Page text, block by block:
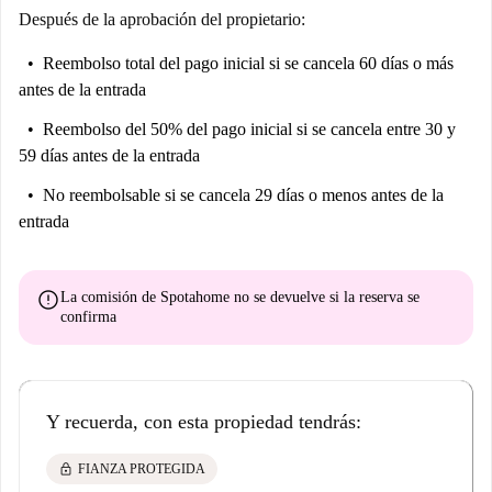
Glaskuppel, über das Sie die Wohnung erreichen. Der Zugang erfolgt
Tiefgarage aus.
Die Wohnung liegt im 4. Obergeschoss und überzeugt durch eine
großzügige Raumaufteilung, hochwertige Möblierung sowie eine helle,
freundliche Atmosphäre. Der große Balkon, begehbar vom Wohnbereich,
Die Einbauküche exclusivo ist voll ausgestattet mit hochwertigen
Das Schlafzimmer bietet durch dos Fenster eine angenehme
Lichtstimmung und Ruhe. Das moderne Badezimmer verfügt über
ein alto Dusch-WC von Geberit. Eine Fußbodenheizung im Bad sorgt
Vollmöbliert und komplett ausgestattet (inkl. Haushaltsutensilien) •
Sofort bezugsfertig – „Einziehen & Wohlfühlen“ • Balcón • Aufzug
Después de la aprobación del propietario:
Reembolso total del pago inicial si se cancela 60 días o más
antes de la entrada
Reembolso del 50% del pago inicial si se cancela entre 30 y
59 días antes de la entrada
No reembolsable si se cancela 29 días o menos antes de la
entrada
errorLa comisión de Spotahome no se devuelve si la reserva se
confirma
Y recuerda, con esta propiedad tendrás:
lock FIANZA PROTEGIDA